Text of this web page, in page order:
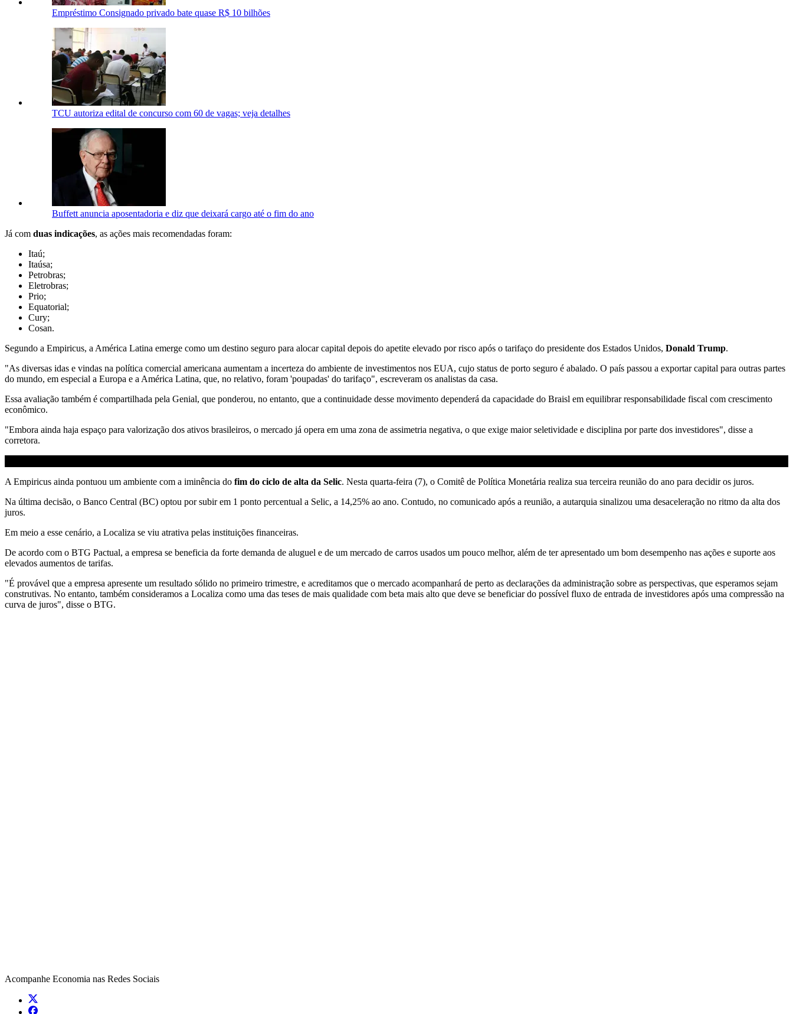
Empréstimo Consignado privado bate quase R$ 10 bilhões
TCU autoriza edital de concurso com 60 de vagas; veja detalhes
Buffett anuncia aposentadoria e diz que deixará cargo até o fim do ano
Já com duas indicações, as ações mais recomendadas foram:
Itaú;
Itaúsa;
Petrobras;
Eletrobras;
Prio;
Equatorial;
Cury;
Cosan.
Segundo a Empiricus, a América Latina emerge como um destino seguro para alocar capital depois do apetite elevado por risco após o tarifaço do presidente dos Estados Unidos, Donald Trump.
"As diversas idas e vindas na política comercial americana aumentam a incerteza do ambiente de investimentos nos EUA, cujo status de porto seguro é abalado. O país passou a exportar capital para outras partes
do mundo, em especial a Europa e a América Latina, que, no relativo, foram 'poupadas' do tarifaço", escreveram os analistas da casa.
Essa avaliação também é compartilhada pela Genial, que ponderou, no entanto, que a continuidade desse movimento dependerá da capacidade do Braisl em equilibrar responsabilidade fiscal com crescimento
econômico.
"Embora ainda haja espaço para valorização dos ativos brasileiros, o mercado já opera em uma zona de assimetria negativa, o que exige maior seletividade e disciplina por parte dos investidores", disse a
corretora.
A Empiricus ainda pontuou um ambiente com a iminência do fim do ciclo de alta da Selic. Nesta quarta-feira (7), o Comitê de Política Monetária realiza sua terceira reunião do ano para decidir os juros.
Na última decisão, o Banco Central (BC) optou por subir em 1 ponto percentual a Selic, a 14,25% ao ano. Contudo, no comunicado após a reunião, a autarquia sinalizou uma desaceleração no ritmo da alta dos
juros.
Em meio a esse cenário, a Localiza se viu atrativa pelas instituições financeiras.
De acordo com o BTG Pactual, a empresa se beneficia da forte demanda de aluguel e de um mercado de carros usados um pouco melhor, além de ter apresentado um bom desempenho nas ações e suporte aos
elevados aumentos de tarifas.
"É provável que a empresa apresente um resultado sólido no primeiro trimestre, e acreditamos que o mercado acompanhará de perto as declarações da administração sobre as perspectivas, que esperamos sejam
construtivas. No entanto, também consideramos a Localiza como uma das teses de mais qualidade com beta mais alto que deve se beneficiar do possível fluxo de entrada de investidores após uma compressão na
curva de juros", disse o BTG.
Acompanhe Economia nas Redes Sociais